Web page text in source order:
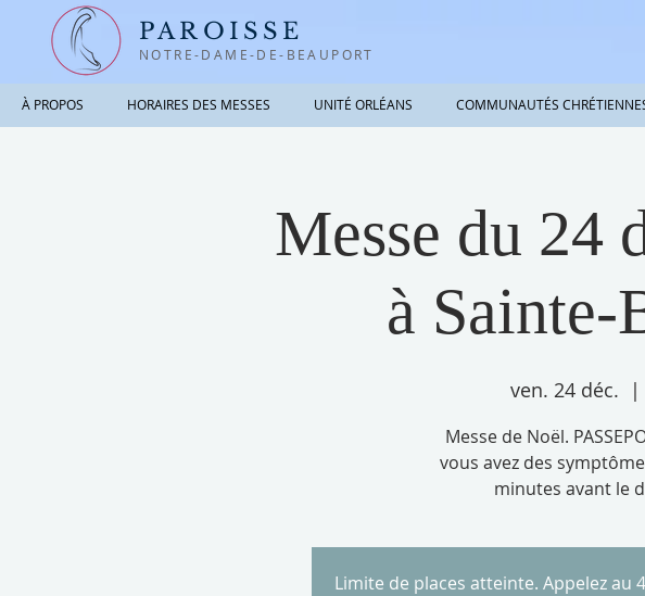
PAROISSE
NOTRE-DAME-DE-BEAUPORT
À PROPOS HORAIRES DES MESSES UNITÉ ORLÉANS COMMUNAUTÉS
Messe du 24
à
ven. 24 déc.
  |
Messe de Noël.
vous avez des
minutes avant le
Limite de places atteinte. Appelez au